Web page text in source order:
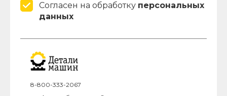
Согласен на обработку персональных
данных
8-800-333-2067